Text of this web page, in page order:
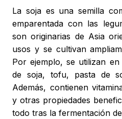
La soja es una semilla
emparentada con las
son originarias de Asia
usos y se cultivan
Por ejemplo, se utilizan
de soja, tofu, pasta de
Además, contienen
y otras propiedades
todo tras la fermentación